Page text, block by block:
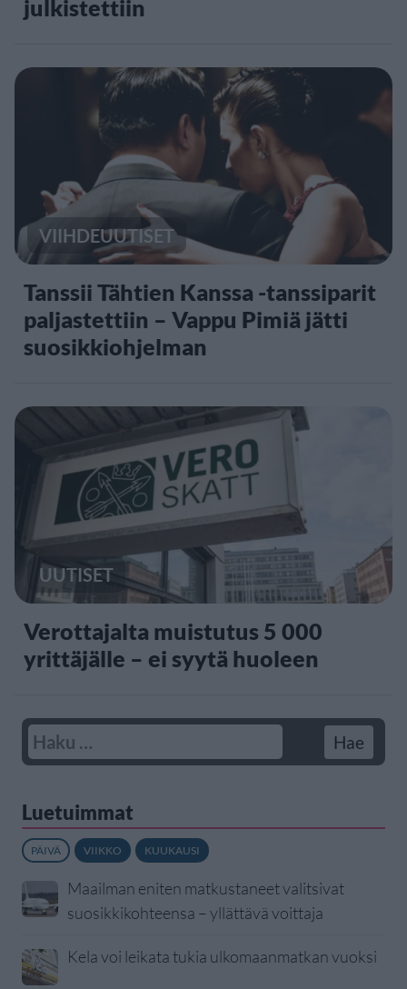
julkistettiin
VIIHDEUUTISET
Tanssii Tähtien Kanssa -tanssiparit
paljastettiin – Vappu Pimiä jätti
suosikkiohjelman
UUTISET
Verottajalta muistutus 5 000
yrittäjälle – ei syytä huoleen
Luetuimmat
PÄIVÄ VIIKKO KUUKAUSI
Maailman eniten matkustaneet valitsivat
suosikkikohteensa – yllättävä voittaja
Kela voi leikata tukia ulkomaanmatkan vuoksi